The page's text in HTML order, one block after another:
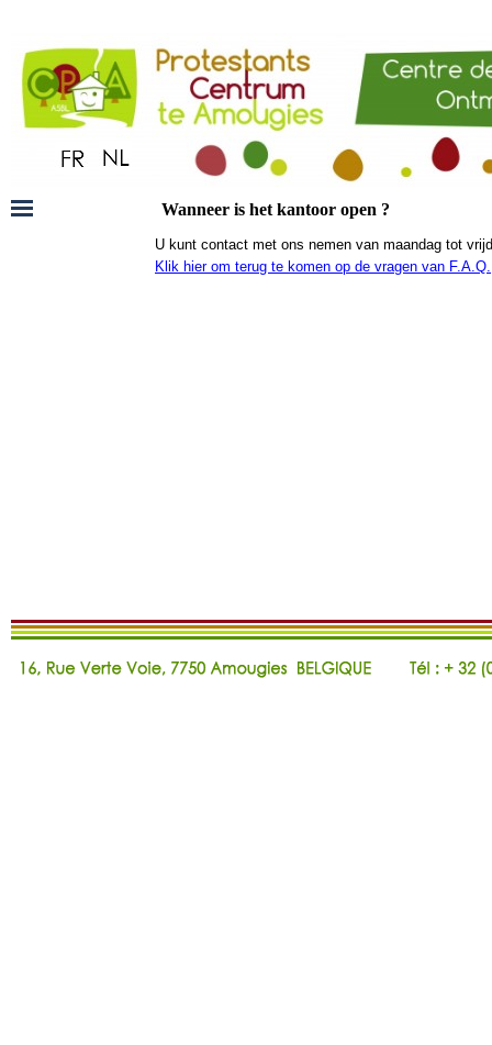
Wanneer is het kantoor open ?
U kunt contact met ons nemen van maandag tot
Klik hier om terug te komen op de vragen van F.A.Q.